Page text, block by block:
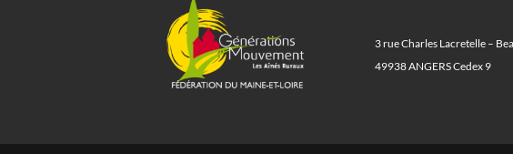
3 rue Charles Lacretelle –
49938 ANGERS Cedex 9